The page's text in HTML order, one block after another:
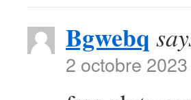
Bgwebq
2 octobre